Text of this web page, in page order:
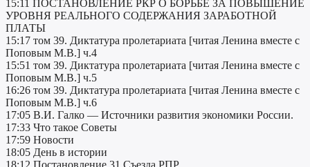
15:11 ПОСТАНОВЛЕНИЕ РКР О БОРЬБЕ ЗА ПОВЫШЕНИЕ
УРОВНЯ РЕАЛЬНОГО СОДЕРЖАНИЯ ЗАРАБОТНОЙ
ПЛАТЫ
15:17 том 39. Диктатура пролетариата [читая Ленина вместе с
Поповым М.В.] ч.4
15:51 том 39. Диктатура пролетариата [читая Ленина вместе с
Поповым М.В.] ч.5
16:26 том 39. Диктатура пролетариата [читая Ленина вместе с
Поповым М.В.] ч.6
17:05 В.И. Галко — Источники развития экономики России.
17:33 Что такое Советы
17:59 Новости
18:05 День в истории